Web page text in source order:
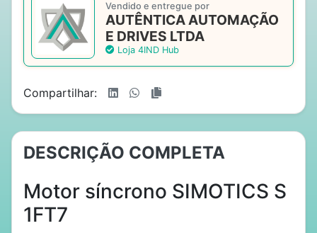
Vendido e entregue por
AUTÊNTICA AUTOMAÇÃO
E DRIVES LTDA
Loja 4IND Hub
Compartilhar:
DESCRIÇÃO COMPLETA
Motor síncrono SIMOTICS S
1FT7